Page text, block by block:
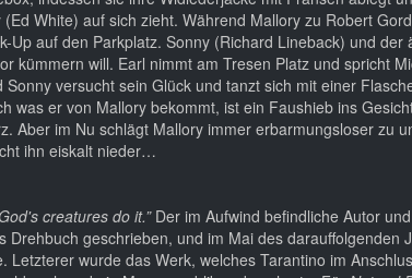
White) auf sich zieht. Während Mallory zu Robert
Up auf den Parkplatz. Sonny (Richard Lineback) und
kümmern will. Earl nimmt am Tresen Platz und spricht
Sonny versucht sein Glück und tanzt sich mit einer
was er von Mallory bekommt, ist ein Faushieb ins
Aber im Nu schlägt Mallory immer erbarmungsloser zu
ihn eiskalt nieder…
creatures do it.”Der im Aufwind befindliche Autor
Drehbuch geschrieben, und im Mai des darauffolgenden
Letzterer wurde das Werk, welches Tarantino im